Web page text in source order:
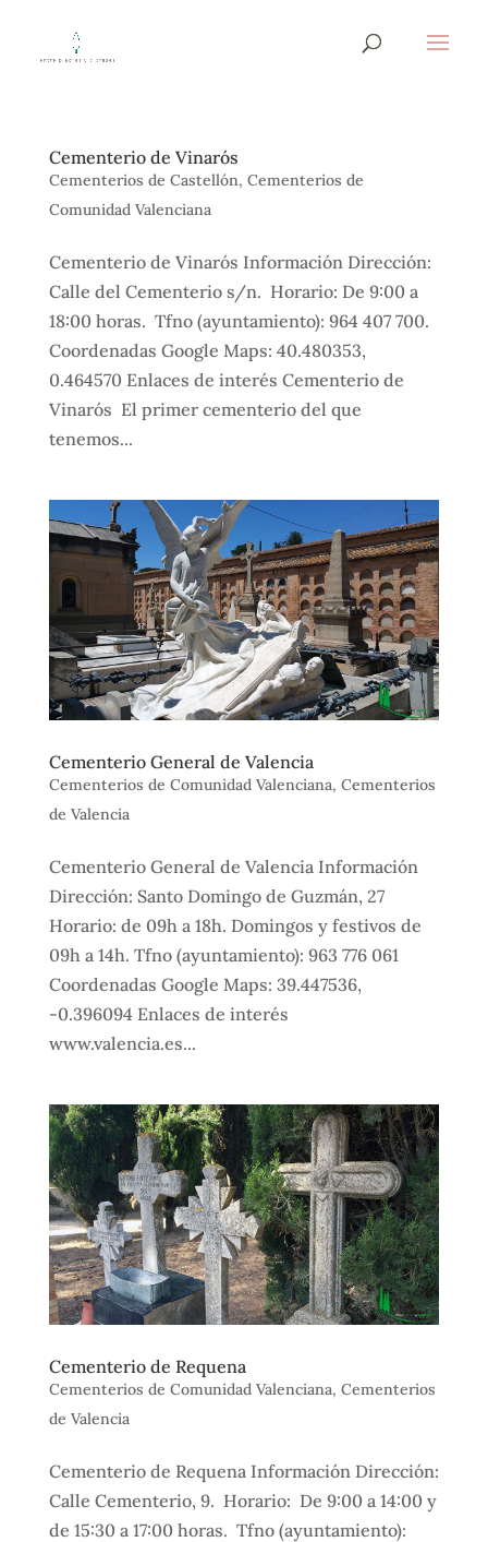
Cementerio de Vinarós
Cementerios de Castellón, Cementerios de
Comunidad Valenciana
Cementerio de Vinarós Información Dirección:
Calle del Cementerio s/n. Horario: De 9:00 a
18:00 horas. Tfno (ayuntamiento): 964 407 700.
Coordenadas Google Maps: 40.480353,
0.464570 Enlaces de interés Cementerio de
Vinarós El primer cementerio del que
tenemos...
Cementerio General de Valencia
Cementerios de Comunidad Valenciana, Cementerios
de Valencia
Cementerio General de Valencia Información
Dirección: Santo Domingo de Guzmán, 27
Horario: de 09h a 18h. Domingos y festivos de
09h a 14h. Tfno (ayuntamiento): 963 776 061
Coordenadas Google Maps: 39.447536,
-0.396094 Enlaces de interés
www.valencia.es...
Cementerio de Requena
Cementerios de Comunidad Valenciana, Cementerios
de Valencia
Cementerio de Requena Información Dirección:
Calle Cementerio, 9. Horario: De 9:00 a 14:00 y
de 15:30 a 17:00 horas. Tfno (ayuntamiento):